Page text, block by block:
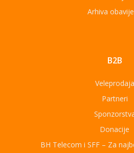
Arhiva
B2B
Veleprodaja
Partneri
Donacije
BH Telecom i SFF – Za